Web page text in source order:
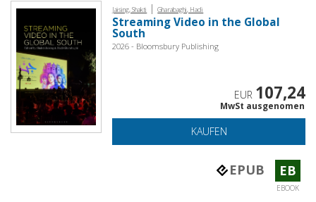
Jaising, Shakti | Gharabaghi, Hadi
Streaming Video in the Global
South
2026 - Bloomsbury Publishing
EUR 107,24
MwSt ausgenomen
KAUFEN
EPUB EB
EBOOK